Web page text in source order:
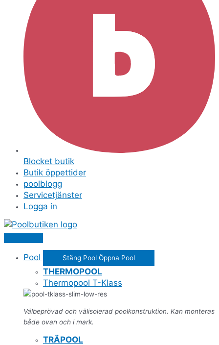
Blocket butik
Butik öppettider
poolblogg
Servicetjänster
Logga in
Pool Stäng Pool Öppna Pool
THERMOPOOL
Thermopool T-Klass
Välbeprövad och välisolerad poolkonstruktion. Kan monteras
både ovan och i mark.
TRÄPOOL